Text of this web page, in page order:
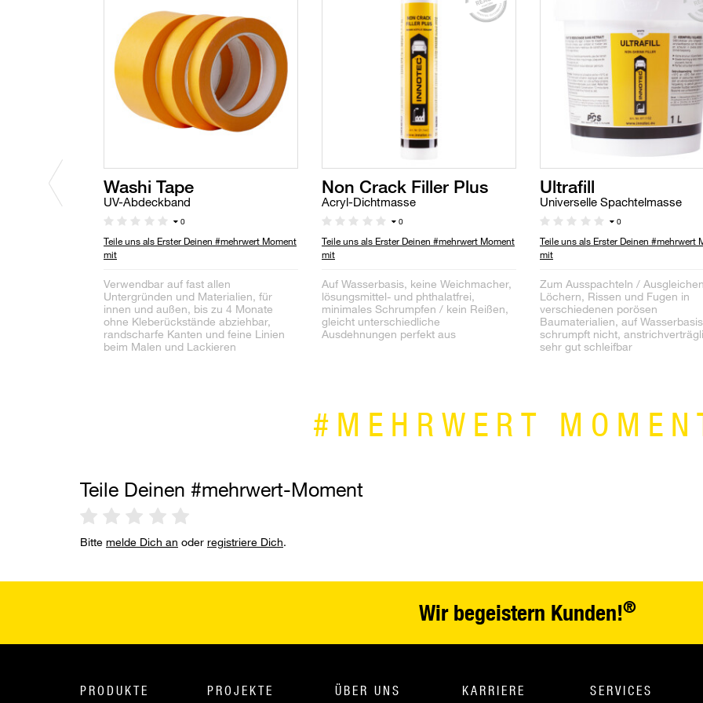
Washi Tape
UV-Abdeckband
0
Teile uns als Erster Deinen #mehrwert Moment
mit
Verwendbar auf fast allen
Untergründen und Materialien, für
innen und außen, bis zu 4 Monate
ohne Kleberückstände abziehbar,
randscharfe Kanten und feine Linien
beim Malen und Lackieren
Non Crack Filler Plus
Acryl-Dichtmasse
0
Teile uns als Erster Deinen #mehrwert Moment
mit
Auf Wasserbasis, keine Weichmacher,
lösungsmittel- und phthalatfrei,
minimales Schrumpfen / kein Reißen,
gleicht unterschiedliche
Ausdehnungen perfekt aus
Ultrafill
Universelle Spachtelmasse
0
Teile uns als Erster Deinen #mehrwert
mit
Zum Ausspachteln /
Löchern, Rissen und Fugen in
verschiedenen porösen
Baumaterialien, auf
schrumpft nicht,
sehr gut schleifbar
#MEHRWERT
Teile Deinen #mehrwert-Moment
Bitte melde Dich an oder registriere Dich.
Wir begeistern Kunden!®
PRODUKTE PROJEKTE ÜBER UNS KARRIERE SERVICES